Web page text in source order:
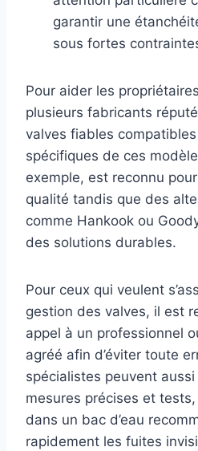
garantir une
sous fortes
Pour aider les
plusieurs fabricants
valves fiables
spécifiques de ces
exemple, est reconnu
qualité tandis que des
comme Hankook ou
des solutions durables.
Pour ceux qui veulent
gestion des valves, il est
appel à un professionnel
agréé afin d’éviter toute
spécialistes peuvent
mesures précises et
dans un bac d’eau
rapidement les fuites